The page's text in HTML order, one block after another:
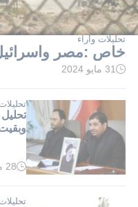
تحليلات وأراء
خاص :مصر
وقت
دقيقة.
31 مايو 2024
وقت
دقيقة.
28 مايو 2024